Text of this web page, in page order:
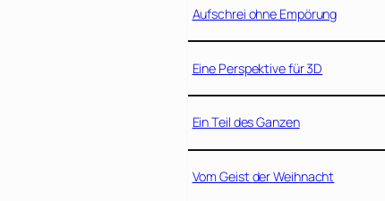
Aufschrei ohne Empörung
Eine Perspektive für 3D
Ein Teil des Ganzen
Vom Geist der Weihnacht